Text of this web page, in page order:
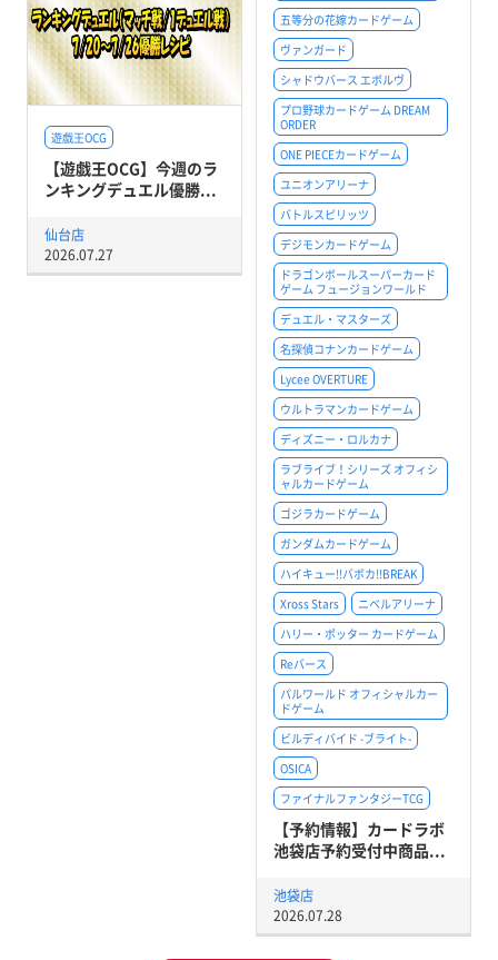
五等分の花嫁カードゲーム
ヴァンガード
シャドウバース エボルヴ
プロ野球カードゲーム DREAM
ORDER
ONE PIECEカードゲーム
ユニオンアリーナ
バトルスピリッツ
デジモンカードゲーム
ドラゴンボールスーパーカード
ゲーム フュージョンワールド
デュエル・マスターズ
名探偵コナンカードゲーム
Lycee OVERTURE
ウルトラマンカードゲーム
ディズニー・ロルカナ
ラブライブ！シリーズ オフィシ
ャルカードゲーム
ゴジラカードゲーム
ガンダムカードゲーム
ハイキュー!!バボカ!!BREAK
Xross Stars
ニベルアリーナ
ハリー・ポッター カードゲーム
Reバース
パルワールド オフィシャルカー
ドゲーム
ビルディバイド -ブライト-
OSICA
ファイナルファンタジーTCG
【予約情報】カードラボ
池袋店予約受付中商品...
池袋店
2026.07.28
遊戯王OCG
【遊戯王OCG】今週のラ
ンキングデュエル優勝...
仙台店
2026.07.27